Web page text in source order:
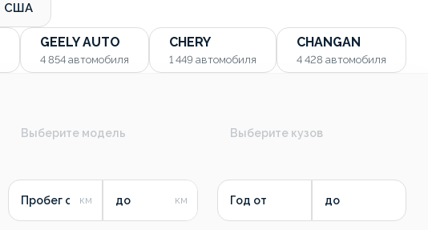
США
GEELY AUTO
4 854 автомобиля
CHERY
1 449 автомобиля
CHANGAN
4 428 автомобиля
Выберите модель Выберите кузов
Пробег от до Год от до